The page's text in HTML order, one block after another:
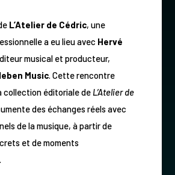
L’Atelier de Cédric, une
a eu lieu avec Hervé
musical et producteur,
Music. Cette rencontre
collection éditoriale de L’Atelier de
des échanges réels avec
de la musique, à partir de
et de moments